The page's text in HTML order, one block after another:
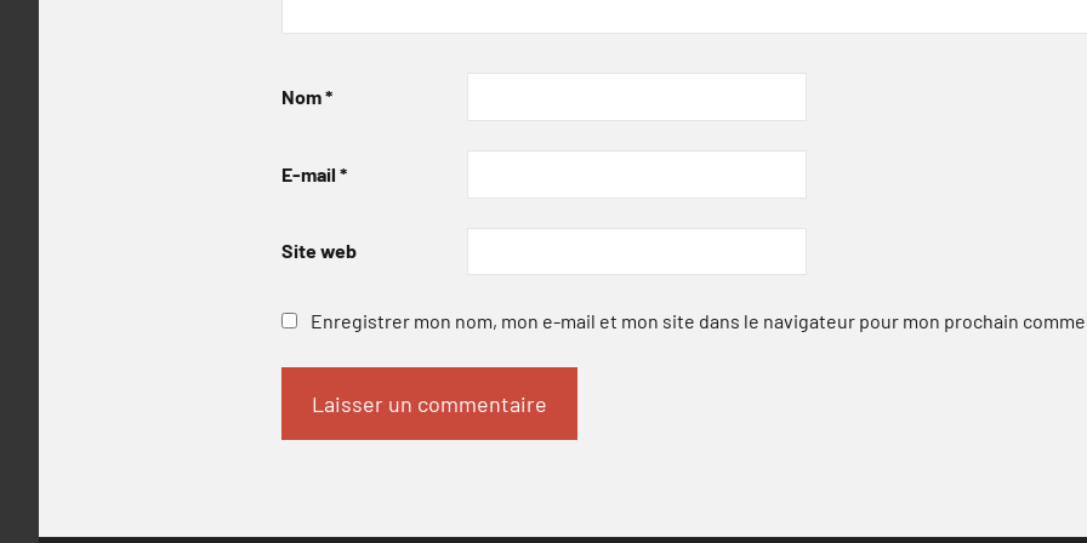
Nom*
E-mail *
Site web
Enregistrer mon nom, mon e-mail et mon site dans le navigateur pour mon prochain